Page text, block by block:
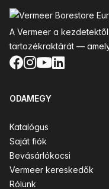
A Vermeer a
tartozékraktárát —
Facebook
Instagram
YouTube
LinkedIn
ODAMEGY
Katalógus
Saját fiók
Bevásárlókocsi
Vermeer kereskedők
Rólunk